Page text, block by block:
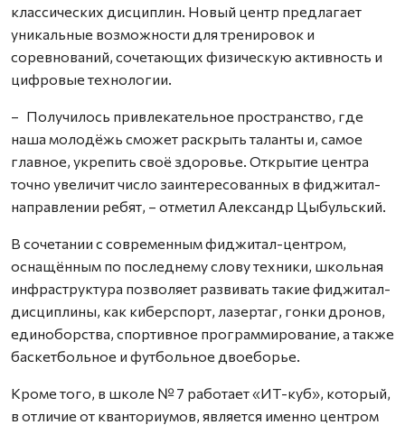
классических дисциплин. Новый центр предлагает
уникальные возможности для тренировок и
соревнований, сочетающих физическую активность и
цифровые технологии.
– Получилось привлекательное пространство, где
наша молодёжь сможет раскрыть таланты и, самое
главное, укрепить своё здоровье. Открытие центра
точно увеличит число заинтересованных в фиджитал-
направлении ребят, – отметил Александр Цыбульский.
В сочетании с современным фиджитал-центром,
оснащённым по последнему слову техники, школьная
инфраструктура позволяет развивать такие фиджитал-
дисциплины, как киберспорт, лазертаг, гонки дронов,
единоборства, спортивное программирование, а также
баскетбольное и футбольное двоеборье.
Кроме того, в школе № 7 работает «ИТ-куб», который,
в отличие от кванториумов, является именно центром